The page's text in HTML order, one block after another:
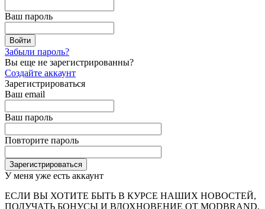
Ваш пароль
Забыли пароль?
Вы еще не зарегистрированны?
Создайте аккаунт
Зарегистрироваться
Ваш email
Ваш пароль
Повторите пароль
У меня уже есть аккаунт
ЕСЛИ ВЫ ХОТИТЕ БЫТЬ В КУРСЕ НАШИХ НОВОСТЕЙ,
ПОЛУЧАТЬ БОНУСЫ И ВДОХНОВЕНИЕ ОТ MODBRAND,